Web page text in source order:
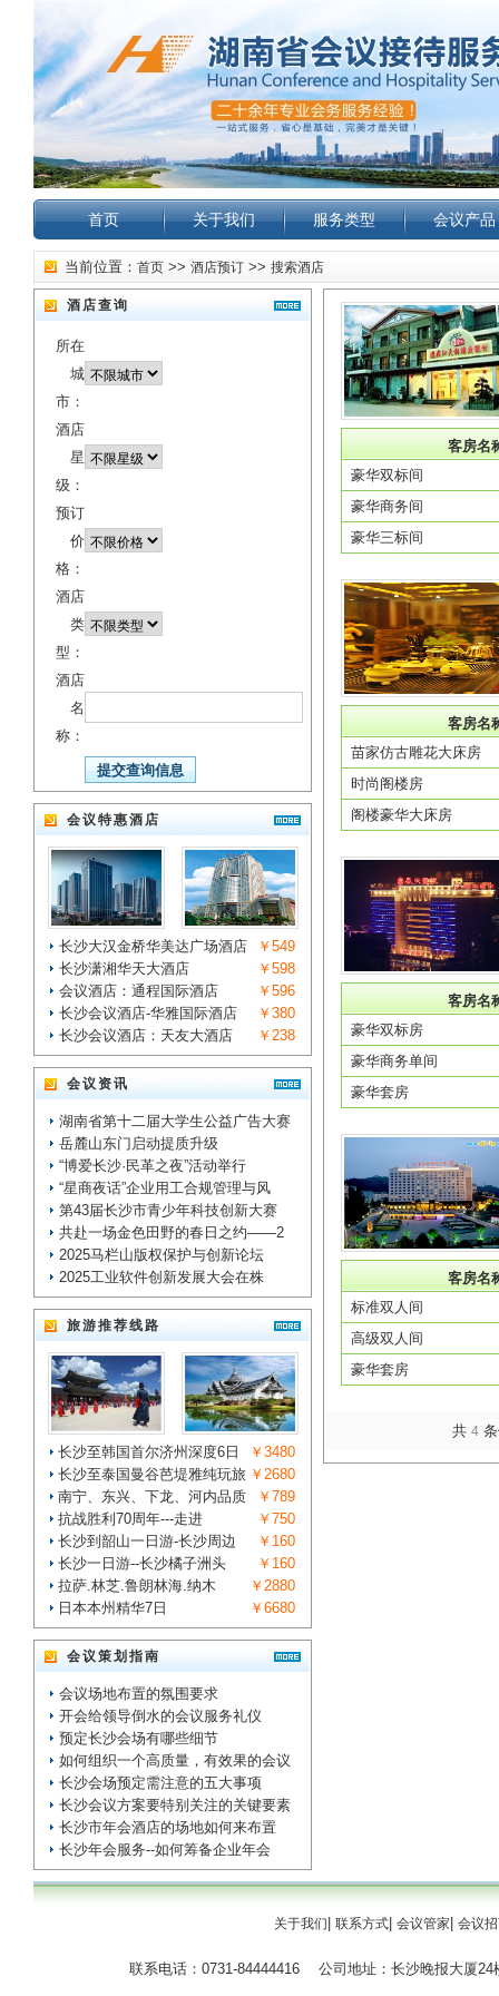
首页 关于我们 服务类型 会议产品
当前位置： 首页 >> 酒店预订 >> 搜索酒店
酒店查询
所在
城
市：
酒店
星
级：
预订
价
格：
酒店
类
型：
酒店
名
称：
会议特惠酒店
长沙大汉金桥华美达广场酒店
￥549
长沙潇湘华天大酒店
￥598
会议酒店：通程国际酒店
￥596
长沙会议酒店-华雅国际酒店
￥380
长沙会议酒店：天友大酒店
￥238
会议资讯
湖南省第十二届大学生公益广告大赛
岳麓山东门启动提质升级
“博爱长沙·民革之夜”活动举行
“星商夜话”企业用工合规管理与风
第43届长沙市青少年科技创新大赛
共赴一场金色田野的春日之约——2
2025马栏山版权保护与创新论坛
2025工业软件创新发展大会在株
旅游推荐线路
长沙至韩国首尔济州深度6日
￥3480
长沙至泰国曼谷芭堤雅纯玩旅 ￥2680
南宁、东兴、下龙、河内品质
￥789
抗战胜利70周年---走进
￥750
长沙到韶山一日游-长沙周边
￥160
长沙一日游--长沙橘子洲头
￥160
拉萨.林芝.鲁朗林海.纳木
￥2880
日本本州精华7日
￥6680
会议策划指南
会议场地布置的氛围要求
开会给领导倒水的会议服务礼仪
预定长沙会场有哪些细节
如何组织一个高质量，有效果的会议
长沙会场预定需注意的五大事项
长沙会议方案要特别关注的关键要素
长沙市年会酒店的场地如何来布置
长沙年会服务--如何筹备企业年会
客房名
豪华双标间
豪华商务间
豪华三标间
客房名
苗家仿古雕花大床房
时尚阁楼房
阁楼豪华大床房
客房名
豪华双标房
豪华商务单间
豪华套房
客房名
标准双人间
高级双人间
豪华套房
共 4
关于我们 联系方式 会议管家 会议
联系电话：0731-84444416 公司地址：长沙晚报大